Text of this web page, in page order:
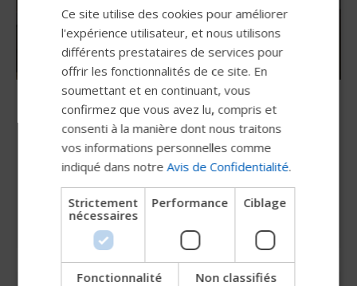
Mode de repositionnement indépendant
et siège à mémoire
La puissance de positionnement est encore
améliorée grâce à des positions de siège à
mémoire programmable et au mode de
repositionnement indépendant (IRM) exclusif.
L'IRM permet de séquencer automatiquement
l'inclinaison, l'élévation des jambes et
l'inclinaison, ce qui permet de bénéficier au
SWEDISH
DUTCH
GERMAN
DANISH
NORWEGIAN
CHINESE (SIMPLIFIED)
SPANISH
Ce site utilise des cookies pour améliorer
l'expérience utilisateur, et nous utilisons
différents prestataires de services pour
offrir les fonctionnalités de ce site. En
soumettant et en continuant, vous
confirmez que vous avez lu, compris et
consenti à la manière dont nous traitons
vos informations personnelles comme
indiqué dans notreAvis de Confidentialité.
Strictement
nécessaires
Performance Ciblage
Fonctionnalité Non classifiés